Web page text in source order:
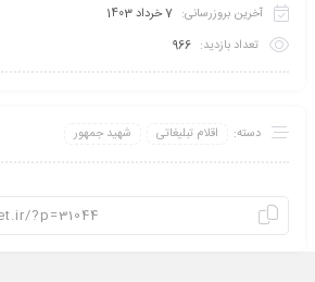
آخرین بروزرسانی: 7 خرداد 1403
تعداد بازدید: 966
دسته: اقلام تبلیغاتی شهید جمهور